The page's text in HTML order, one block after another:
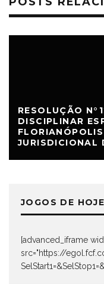
RESOLUÇÃO
DISCIPLINAR
JURISDICIONAL
JOGOS DE HOJE
[advanced_iframe
src="https://